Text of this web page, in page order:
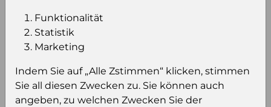
Einloggen um den Preis zu
Sie müssen eingeloggt sein, um Preise zu
sehen und/oder dieses Produkt zu kaufen.
Funktionalität
Statistik
Marketing
Indem Sie auf „Alle Zstimmen“ klicken, stimmen
Sie all diesen Zwecken zu. Sie können auch
angeben, zu welchen Zwecken Sie der